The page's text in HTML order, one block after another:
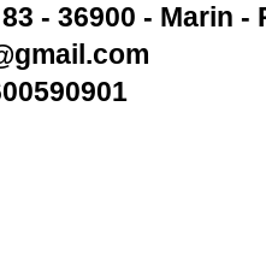
- 36900 - Marin -